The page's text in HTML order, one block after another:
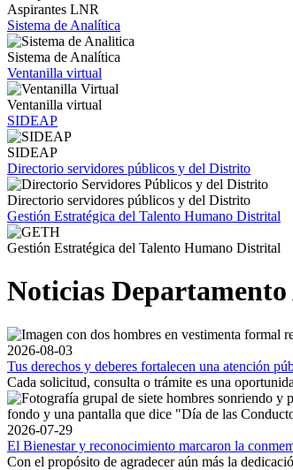
Aspirantes LNR
Sistema de Analítica
Sistema de Analítica
Ventanilla virtual
Ventanilla virtual
SIDEAP
SIDEAP
Directorio servidores públicos y del Distrito
Directorio servidores públicos y del Distrito
Gestión Estratégica del Talento Humano Distrital
Gestión Estratégica del Talento Humano Distrital
Noticias
2026-08-03
Tus derechos y deberes fortalecen una atención
Cada solicitud, consulta o trámite es una
2026-07-29
El Bienestar y reconocimiento marcaron la
Con el propósito de agradecer aún más la